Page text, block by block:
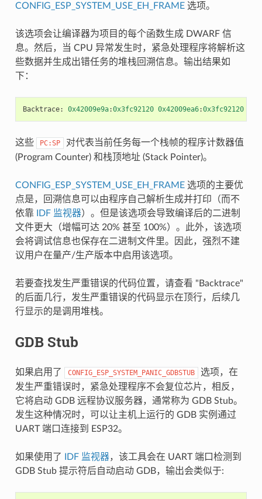
CONFIG_ESP_SYSTEM_USE_EH_FRAME选项。
该选项会让编译器为项目的每个函数生成 DWARF 信
息。然后，当 CPU 异常发生时，紧急处理程序将解析这
些数据并生成出错任务的堆栈回溯信息。输出结果如
下：
Backtrace: 0x42009e9a:0x3fc92120 0x42009ea6:0x3fc92120
这些 PC:SP
对代表当前任务每一个栈帧的程序计数器值
(Program Counter) 和栈顶地址 (Stack Pointer)。
CONFIG_ESP_SYSTEM_USE_EH_FRAME选项的主要优
点是，回溯信息可以由程序自己解析生成并打印（而不
依靠
IDF 监视器）。但是该选项会导致编译后的二进制
文件更大（增幅可达 20% 甚至 100%）。此外，该选项
会将调试信息也保存在二进制文件里。因此，强烈不建
议用户在量产/生产版本中启用该选项。
若要查找发生严重错误的代码位置，请查看 "Backtrace"
的后面几行，发生严重错误的代码显示在顶行，后续几
行显示的是调用堆栈。
GDB Stub
如果启用了 CONFIG_ESP_SYSTEM_PANIC_GDBSTUB
选项，在
发生严重错误时，紧急处理程序不会复位芯片，相反，
它将启动 GDB 远程协议服务器，通常称为 GDB Stub。
发生这种情况时，可以让主机上运行的 GDB 实例通过
UART 端口连接到 ESP32。
如果使用了 IDF 监视器，该工具会在 UART 端口检测到
GDB Stub 提示符后自动启动 GDB，输出会类似于: